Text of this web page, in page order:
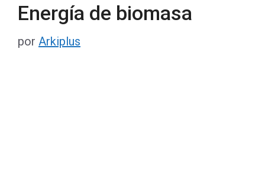
Energía de biomasa
por Arkiplus